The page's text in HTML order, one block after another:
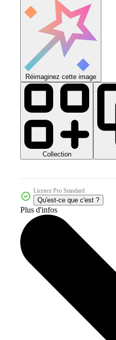
Réimaginez cette image
Collection
Licence Pro Standard
Qu'est-ce que c'est ?
Plus d'infos